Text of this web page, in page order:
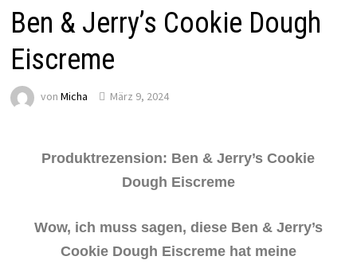
Ben & Jerry’s Cookie Dough
Eiscreme
von Micha März 9, 2024
Produktrezension: Ben & Jerry’s Cookie
Dough Eiscreme
Wow, ich muss sagen, diese Ben & Jerry’s
Cookie Dough Eiscreme hat meine